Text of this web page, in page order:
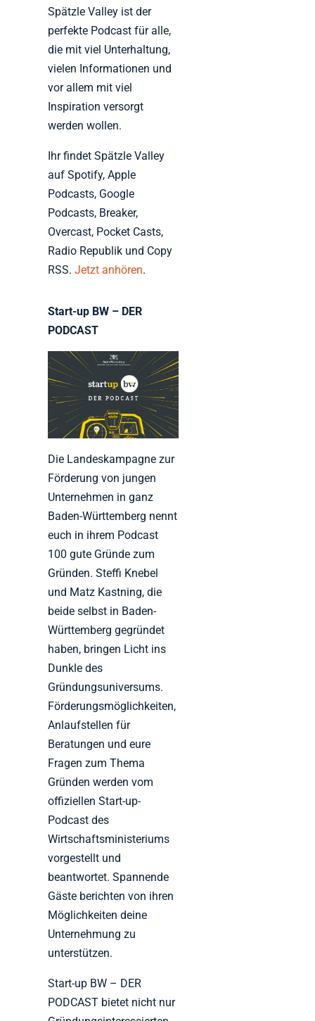
Spätzle Valley ist der
perfekte Podcast für alle,
die mit viel Unterhaltung,
vielen Informationen und
vor allem mit viel
Inspiration versorgt
werden wollen.
Ihr findet Spätzle Valley
auf Spotify, Apple
Podcasts, Google
Podcasts, Breaker,
Overcast, Pocket Casts,
Radio Republik und Copy
RSS.Jetzt anhören.
Start-up BW – DER
PODCAST
Die Landeskampagne zur
Förderung von jungen
Unternehmen in ganz
Baden-Württemberg nennt
euch in ihrem Podcast
100 gute Gründe zum
Gründen. Steffi Knebel
und Matz Kastning, die
beide selbst in Baden-
Württemberg gegründet
haben, bringen Licht ins
Dunkle des
Gründungsuniversums.
Förderungsmöglichkeiten,
Anlaufstellen für
Beratungen und eure
Fragen zum Thema
Gründen werden vom
offiziellen Start-up-
Podcast des
Wirtschaftsministeriums
vorgestellt und
beantwortet. Spannende
Gäste berichten von ihren
Möglichkeiten deine
Unternehmung zu
unterstützen.
Start-up BW – DER
PODCAST bietet nicht nur